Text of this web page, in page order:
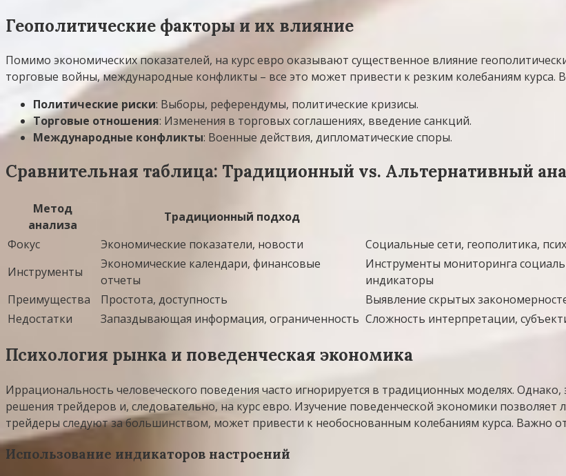
Геополитические факторы и их влияние
Помимо экономических показателей, на курс евро оказывают существенное влияние
торговые войны, международные конфликты – все это может привести к резким колебаниям курса.
Политические риски: Выборы, референдумы, политические кризисы.
Торговые отношения: Изменения в торговых соглашениях, введение санкций.
Международные конфликты: Военные действия, дипломатические споры.
Сравнительная таблица: Традиционный vs. Альтернативный
Метод
анализа
Традиционный подход
Фокус
Экономические показатели, новости
Социальные сети, геополитика,
Инструменты
Экономические календари, финансовые
отчеты
Инструменты мониторинга
индикаторы
Преимущества
Простота, доступность
Выявление скрытых
Недостатки
Запаздывающая информация, ограниченность Сложность интерпретации,
Психология рынка и поведенческая экономика
Иррациональность человеческого поведения часто игнорируется в традиционных моделях.
решения трейдеров и, следовательно, на курс евро. Изучение поведенческой экономики
трейдеры следуют за большинством, может привести к необоснованным колебаниям курса. Важно
Использование индикаторов настроений